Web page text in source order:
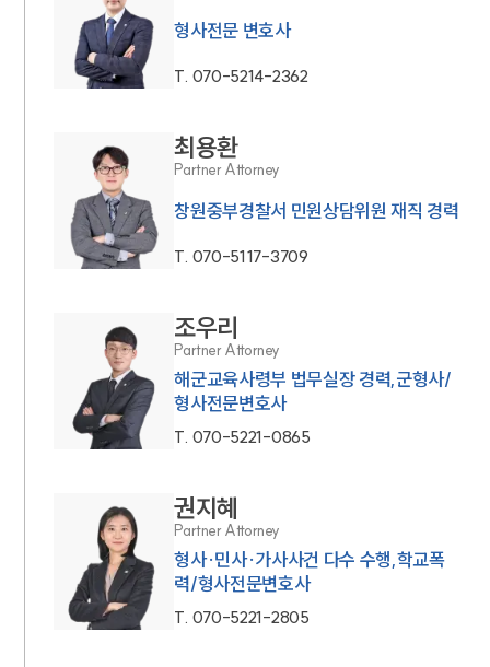
형사전문 변호사
T. 070-5214-2362
최용환
Partner Attorney
창원중부경찰서 민원상담위원 재직 경력
T. 070-5117-3709
조우리
Partner Attorney
해군교육사령부 법무실장 경력,군형사/
형사전문변호사
T. 070-5221-0865
권지혜
Partner Attorney
형사·민사·가사사건 다수 수행,학교폭
력/형사전문변호사
T. 070-5221-2805